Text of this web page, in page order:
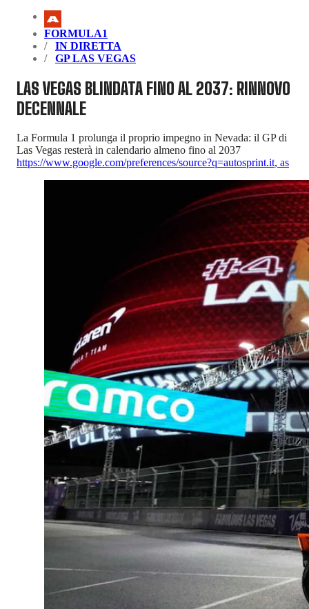
FORMULA1
IN DIRETTA
GP LAS VEGAS
LAS VEGAS BLINDATA FINO AL 2037: RINNOVO
DECENNALE
La Formula 1 prolunga il proprio impegno in Nevada: il GP di
Las Vegas resterà in calendario almeno fino al 2037
https://www.google.com/preferences/source?q=autosprint.it, as